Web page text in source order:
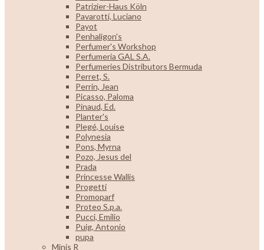
Patrizier-Haus Köln
Pavarotti, Luciano
Payot
Penhaligon's
Perfumer's Workshop
Perfumeria GAL S.A.
Perfumeries Distributors Bermuda
Perret, S.
Perrin, Jean
Picasso, Paloma
Pinaud, Ed.
Planter's
Plegé, Louise
Polynesia
Pons, Myrna
Pozo, Jesus del
Prada
Princesse Wallis
Progetti
Promoparf
Proteo S.p.a.
Pucci, Emilio
Puig, Antonio
pupa
Minis R